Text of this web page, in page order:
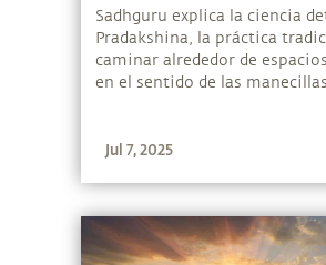
templos en el sentido
manecillas del reloj?
Sadhguru explica la ciencia
Pradakshina, la práctica
caminar alrededor de
en el sentido de las
Jul 7, 2025